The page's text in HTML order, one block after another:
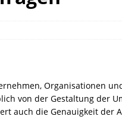
Organisationen
von der Gestaltung der
auch die Genauigkeit der